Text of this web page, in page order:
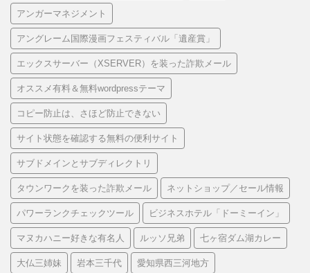
アンガーマネジメント
アングレーム国際漫画フェスティバル「遺産賞」
エックスサーバー（XSERVER）を装った詐欺メール
オススメ有料＆無料wordpressテーマ
コピー防止は、さほど防止できない
サイト状態を確認する無料の便利サイト
サブドメインとサブディレクトリ
タウンワークを装った詐欺メール ネットショップ／セール情報
パワーランクチェックツール ビジネスホテル「ドーミーイン」
マヌカハニー好きな有名人 ルッソ兄弟 七ヶ宿ダム湖カレー
大仏三姉妹 岩本三千代 愛知県西三河地方